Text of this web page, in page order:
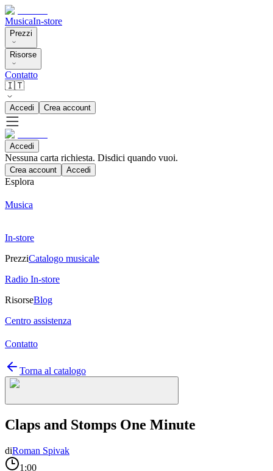
MusicaIn-store
Prezzi
Risorse
Contatto
🇮🇹
Accedi Crea account
Accedi
Nessuna carta richiesta. Disdici quando vuoi.
Crea account Accedi
Esplora
Musica
In-store
PrezziCatalogo musicale
Radio In-store
RisorseBlog
Centro assistenza
Contatto
Torna al catalogo
Claps and Stomps One Minute
diRoman Spivak
1:00